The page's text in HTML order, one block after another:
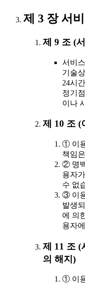
제 3 장 서
제 9 조 (
서비
기술
24시
정기
이나
제 10 조 (
① 이
책임
② 명
용자
수 없
③ 이
발생
에 의
용자
제 11 조 (
의 해지)
① 이